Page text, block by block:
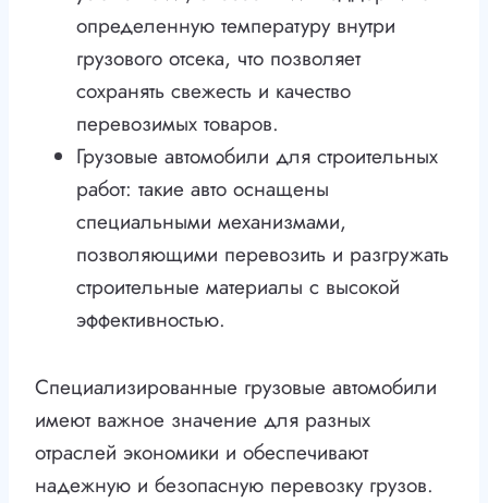
определенную температуру внутри
грузового отсека, что позволяет
сохранять свежесть и качество
перевозимых товаров.
Грузовые автомобили для строительных
работ: такие авто оснащены
специальными механизмами,
позволяющими перевозить и разгружать
строительные материалы с высокой
эффективностью.
Специализированные грузовые автомобили
имеют важное значение для разных
отраслей экономики и обеспечивают
надежную и безопасную перевозку грузов.